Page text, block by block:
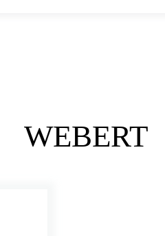
WEBERT